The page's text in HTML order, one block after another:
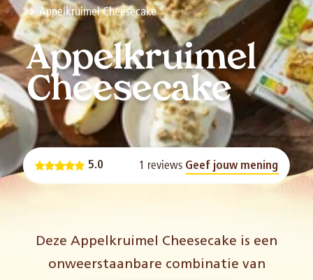
Appelkruimel Cheesecake
Appelkruimel
Cheesecake
5.0 1 reviews Geef jouw mening
Deze Appelkruimel Cheesecake is een
onweerstaanbare combinatie van